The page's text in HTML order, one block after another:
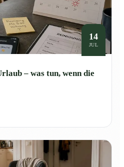
14
JUL
– was tun, wenn die